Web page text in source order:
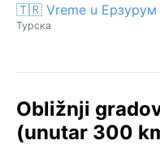
🇹🇷 Vreme u Ерзурум
Турска
Obližnji
(unutar 300